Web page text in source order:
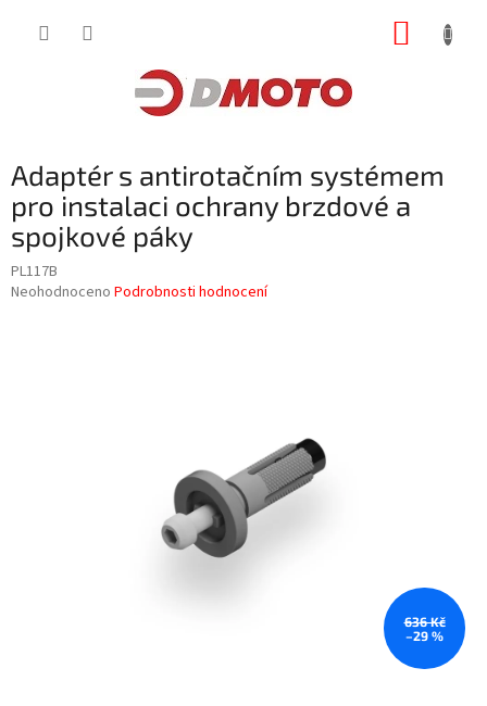
Adaptér s antirotačním systémem
pro instalaci ochrany brzdové a
spojkové páky
PL117B
Průměrné
Neohodnoceno Podrobnosti hodnocení
636 Kč
–29 %